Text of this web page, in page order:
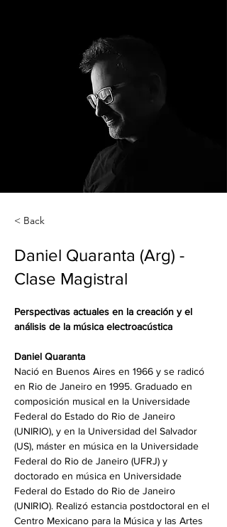
< Back
Daniel Quaranta (Arg) -
Clase Magistral
Perspectivas actuales en la creación y el
análisis de la música electroacústica
Daniel Quaranta
Nació en Buenos Aires en 1966 y se radicó
en Rio de Janeiro en 1995. Graduado en
composición musical en la Universidade
Federal do Estado do Rio de Janeiro
(UNIRIO), y en la Universidad del Salvador
(US), máster en música en la Universidade
Federal do Rio de Janeiro (UFRJ) y
doctorado en música en Universidade
Federal do Estado do Rio de Janeiro
(UNIRIO). Realizó estancia postdoctoral en el
Centro Mexicano para la Música y las Artes